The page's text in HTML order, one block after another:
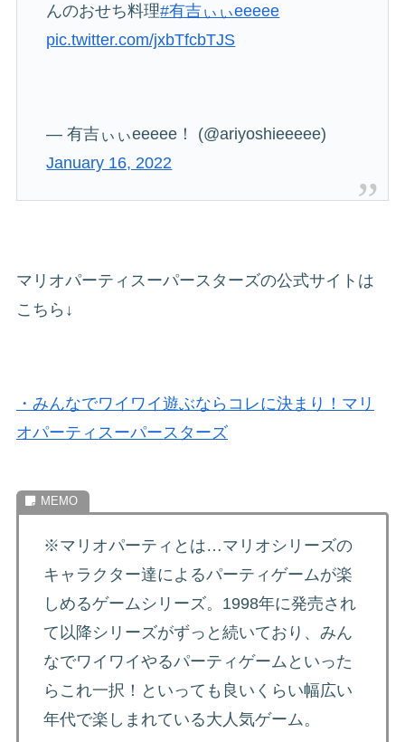
んのおせち料理#有吉ぃぃeeeee
pic.twitter.com/jxbTfcbTJS
— 有吉ぃぃeeeee！ (@ariyoshieeeee)
January 16, 2022
マリオパーティスーパースターズの公式サイトは
こちら↓
・みんなでワイワイ遊ぶならコレに決まり！マリ
オパーティスーパースターズ
※マリオパーティとは…マリオシリーズの
キャラクター達によるパーティゲームが楽
しめるゲームシリーズ。1998年に発売され
て以降シリーズがずっと続いており、みん
なでワイワイやるパーティゲームといった
らこれ一択！といっても良いくらい幅広い
年代で楽しまれている大人気ゲーム。